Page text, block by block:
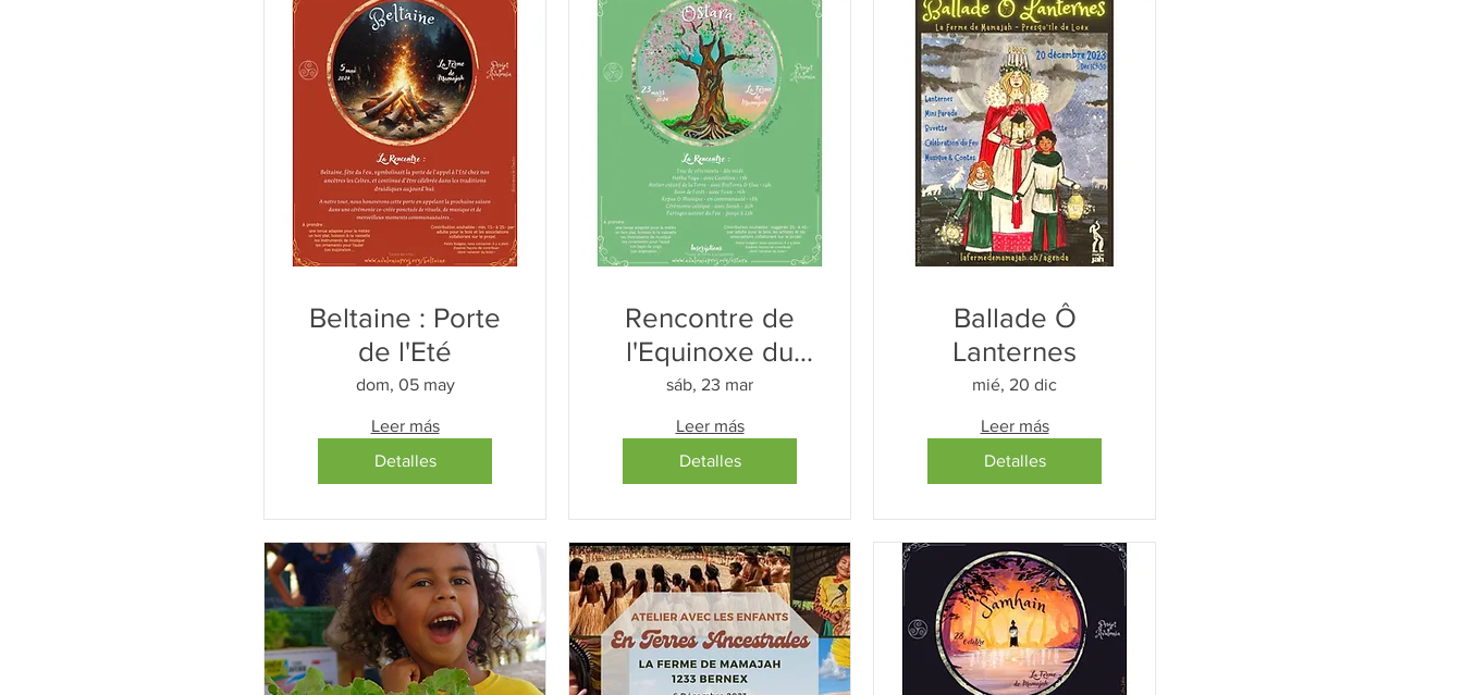
Beltaine : Porte
de l'Eté
dom, 05 may
Leer más
Detalles
Rencontre de
l'Equinoxe du
Printemps
sáb, 23 mar
Leer más
Detalles
Ballade Ô
Lanternes
mié, 20 dic
Leer más
Detalles